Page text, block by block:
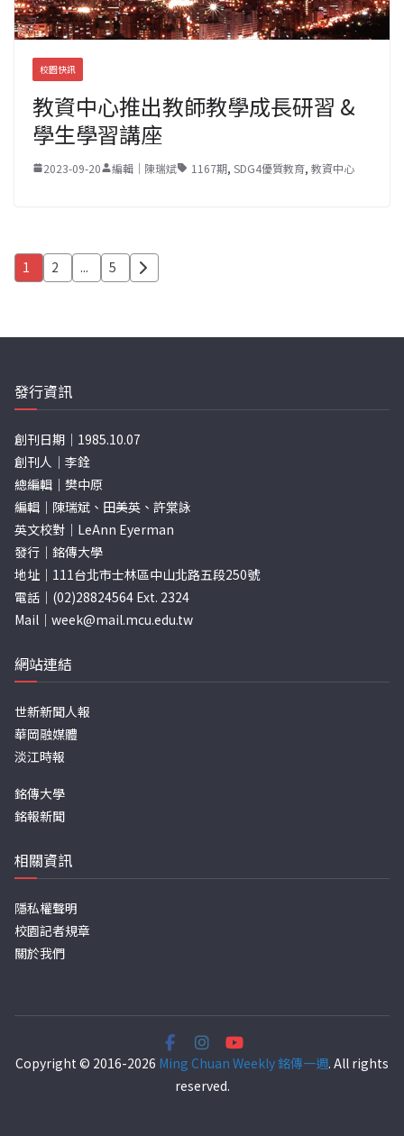
校園快訊
教資中心推出教師教學成長研習 &
學生學習講座
2023-09-20 編輯｜陳瑞斌 1167期, SDG4優質教育, 教資中心
文
分
頁
1 2 ... 5
發行資訊
創刊日期｜1985.10.07
創刊人｜李銓
總編輯｜樊中原
編輯｜陳瑞斌、田美英、許棠詠
英文校對｜LeAnn Eyerman
發行｜銘傳大學
地址｜111台北市士林區中山北路五段250號
電話｜(02)28824564 Ext. 2324
Mail｜ week@mail.mcu.edu.tw
網站連結
世新新聞人報
華岡融媒體
淡江時報
銘傳大學
銘報新聞
相關資訊
隱私權聲明
校園記者規章
關於我們
Copyright © 2016-2026 Ming Chuan Weekly 銘傳一週. All rights
reserved.